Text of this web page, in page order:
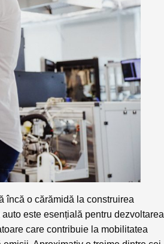
încă o cărămidă la construirea
este esențială pentru dezvoltarea
care contribuie la mobilitatea